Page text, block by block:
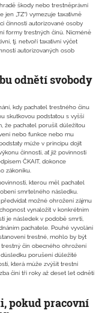
škody nebo trestněprávní
„TZ“) vymezuje taxativně
činnosti autorizované osoby
formy trestných činů. Nicméně
tj. netvoří taxativní výčet
autorizovaných osob
odnětí svobody
kdy pachatel trestného činu
skutkovou podstatou s vyšší
že pachatel porušil důležitou
nebo funkce nebo mu
může v principu dojít
činnosti, ať již povinnosti
ČKAIT, dokonce
zákoníku.
kterou měl pachatel
smrtelného následku.
možné ohrožení zájmu
vynaložit v konkrétním
je následek v podobě smrti,
pachatele. Pouhé vyvolání
trestné, mohlo by být
čin obecného ohrožení
porušení důležité
která může zvýšit trestní
činí tři roky až deset let odnětí
pokud pracovní